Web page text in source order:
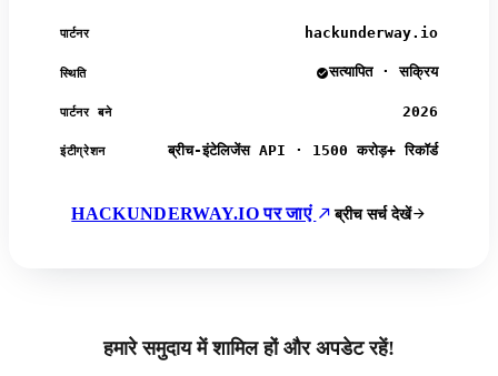
पार्टनर hackunderway.io
स्थिति सत्यापित · सक्रिय
पार्टनर बने 2026
इंटीग्रेशन ब्रीच-इंटेलिजेंस API · 1500 करोड़+ रिकॉर्ड
HACKUNDERWAY.IO पर जाएं ब्रीच सर्च देखें
हमारे समुदाय में शामिल हों और अपडेट रहें!